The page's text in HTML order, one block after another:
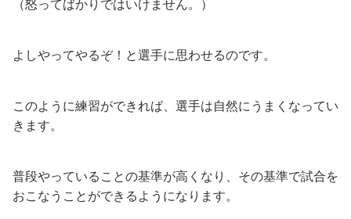
（怒ってばかりではいけません。）
よしやってやるぞ！と選手に思わせるのです。
このように練習ができれば、選手は自然にうまくなってい
きます。
普段やっていることの基準が高くなり、その基準で試合を
おこなうことができるようになります。